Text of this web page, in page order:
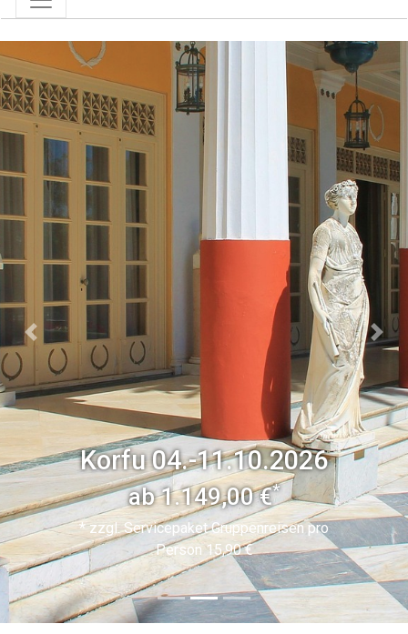
Korfu04.-11.10.2026
ab 1.149,00 €*
* zzgl. Servicepaket Gruppenreisen pro
Person 15,90 €
Previous Next